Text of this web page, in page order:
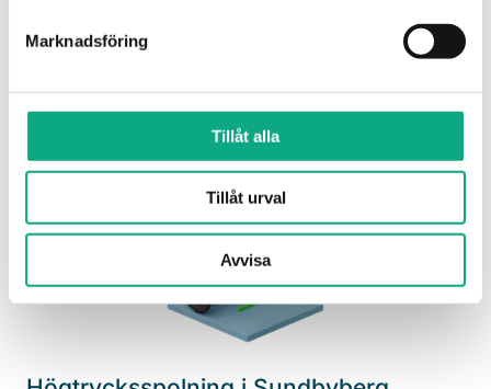
Marknadsföring
Tillåt alla
Tillåt urval
Avvisa
systemet.